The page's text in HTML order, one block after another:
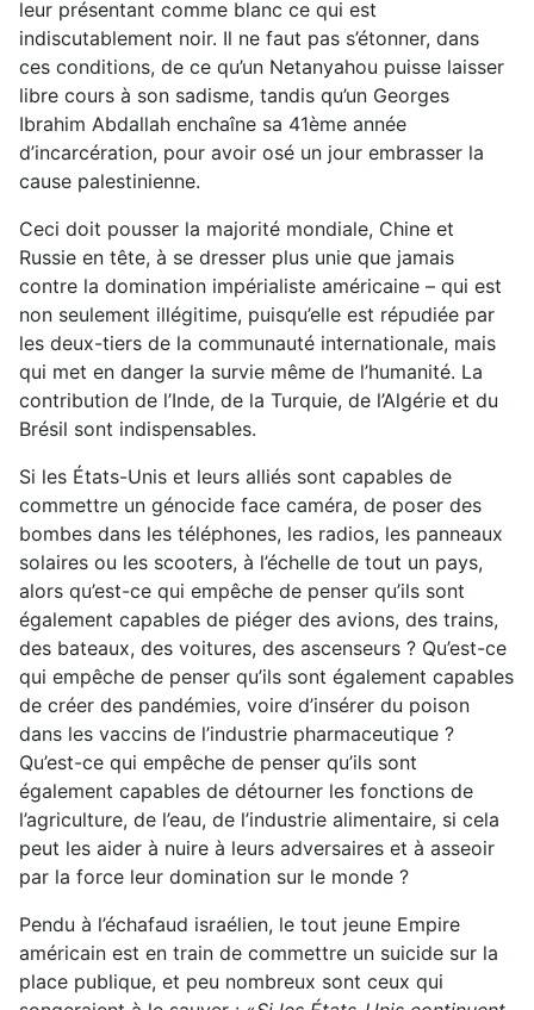
leur présentant comme blanc ce qui est
indiscutablement noir. Il ne faut pas s’étonner, dans
ces conditions, de ce qu’un Netanyahou puisse laisser
libre cours à son sadisme, tandis qu’un Georges
Ibrahim Abdallah enchaîne sa 41ème année
d’incarcération, pour avoir osé un jour embrasser la
cause palestinienne.
Ceci doit pousser la majorité mondiale, Chine et
Russie en tête, à se dresser plus unie que jamais
contre la domination impérialiste américaine – qui est
non seulement illégitime, puisqu’elle est répudiée par
les deux-tiers de la communauté internationale, mais
qui met en danger la survie même de l’humanité. La
contribution de l’Inde, de la Turquie, de l’Algérie et du
Brésil sont indispensables.
Si les États-Unis et leurs alliés sont capables de
commettre un génocide face caméra, de poser des
bombes dans les téléphones, les radios, les panneaux
solaires ou les scooters, à l’échelle de tout un pays,
alors qu’est-ce qui empêche de penser qu’ils sont
également capables de piéger des avions, des trains,
des bateaux, des voitures, des ascenseurs ? Qu’est-ce
qui empêche de penser qu’ils sont également capables
de créer des pandémies, voire d’insérer du poison
dans les vaccins de l’industrie pharmaceutique ?
Qu’est-ce qui empêche de penser qu’ils sont
également capables de détourner les fonctions de
l’agriculture, de l’eau, de l’industrie alimentaire, si cela
peut les aider à nuire à leurs adversaires et à asseoir
par la force leur domination sur le monde ?
Pendu à l’échafaud israélien, le tout jeune Empire
américain est en train de commettre un suicide sur la
place publique, et peu nombreux sont ceux qui